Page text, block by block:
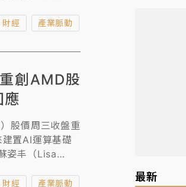
又直接跳空漲
財經 產業脈動
創AMD股
應
股價周三收盤重
置AI運算基礎
姿丰（Lisa
財經 產業脈動
最新